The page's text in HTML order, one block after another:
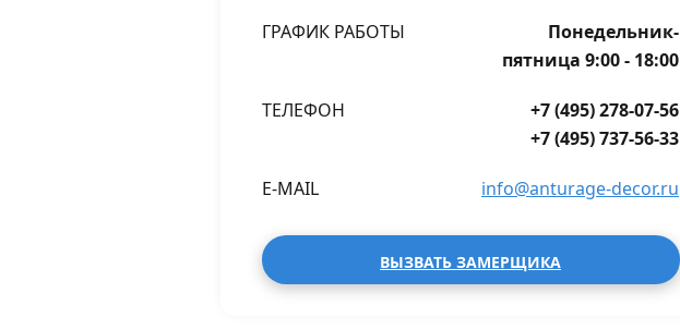
ГРАФИК РАБОТЫ
Понедельник-
пятница 9:00 - 18:00
ТЕЛЕФОН
+7 (495) 278-07-56
+7 (495) 737-56-33
E-MAIL info@anturage-decor.ru
ВЫЗВАТЬ ЗАМЕРЩИКА